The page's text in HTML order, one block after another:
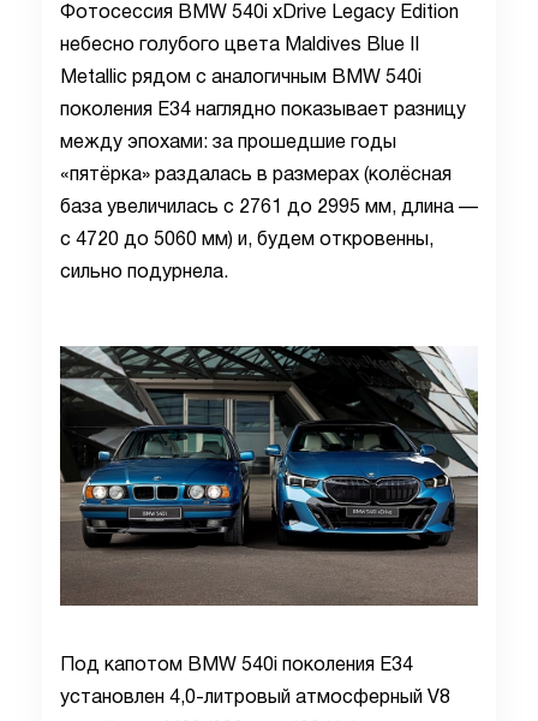
Фотосессия BMW 540i xDrive Legacy Edition
небесно голубого цвета Maldives Blue II
Metallic рядом с аналогичным BMW 540i
поколения E34 наглядно показывает разницу
между эпохами: за прошедшие годы
«пятёрка» раздалась в размерах (колёсная
база увеличилась с 2761 до 2995 мм, длина —
с 4720 до 5060 мм) и, будем откровенны,
сильно подурнела.
Под капотом BMW 540i поколения E34
установлен 4,0-литровый атмосферный V8